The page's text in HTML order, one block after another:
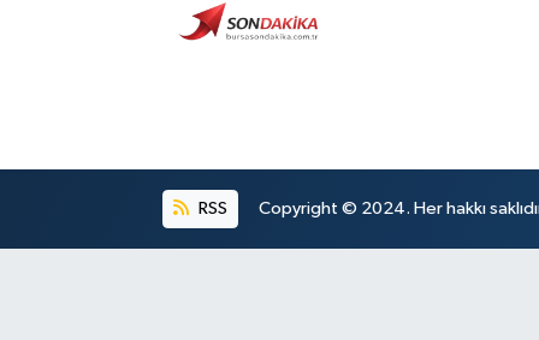
RSS Copyright © 2024. Her hakkı